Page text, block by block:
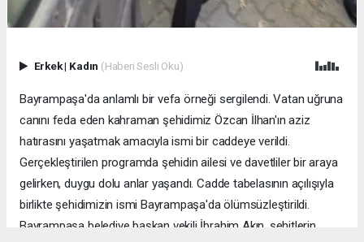
Erkek| Kadın (Haberi Sesli Oku)
Bayrampaşa'da anlamlı bir vefa örneği sergilendi. Vatan uğruna
canını feda eden kahraman şehidimiz Özcan İlhan'ın aziz
hatırasını yaşatmak amacıyla ismi bir caddeye verildi.
Gerçekleştirilen programda şehidin ailesi ve davetliler bir araya
gelirken, duygu dolu anlar yaşandı. Cadde tabelasının açılışıyla
birlikte şehidimizin ismi Bayrampaşa'da ölümsüzleştirildi.
Bayrampaşa belediye başkan vekili İbrahim Akın, şehitlerin